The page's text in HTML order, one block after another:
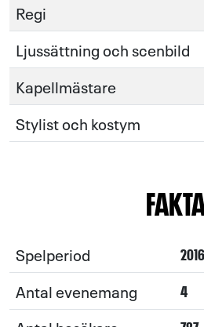
Regi
Ljussättning och scenbild
Kapellmästare
Stylist och kostym
Spelperiod
Antal evenemang 4